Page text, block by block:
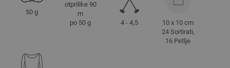
50 g
otprilike 90
m
po 50 g
4 - 4,5
10 x 10 cm
24 Sortirati,
16 Petlje